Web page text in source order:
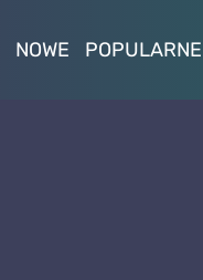
NOWE POPULARNE